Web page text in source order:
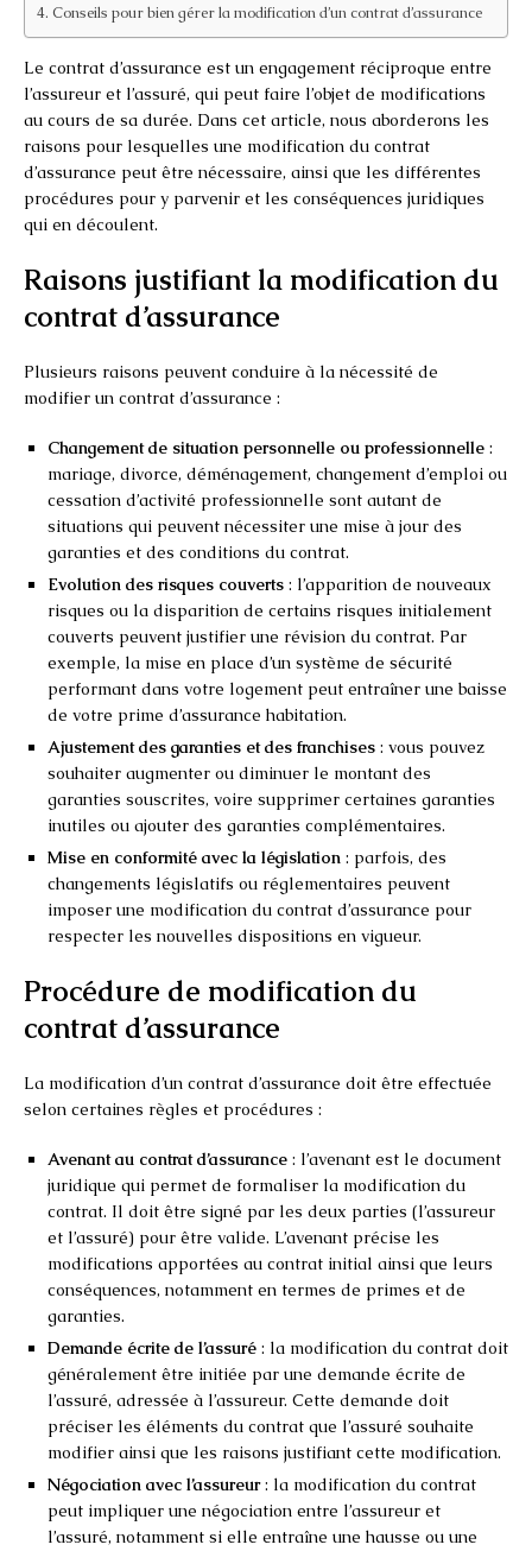
Conseils pour bien gérer la modification d’un contrat d’assurance
Le contrat d’assurance est un engagement réciproque entre
l’assureur et l’assuré, qui peut faire l’objet de modifications
au cours de sa durée. Dans cet article, nous aborderons les
raisons pour lesquelles une modification du contrat
d’assurance peut être nécessaire, ainsi que les différentes
procédures pour y parvenir et les conséquences juridiques
qui en découlent.
Raisons justifiant la modification du
contrat d’assurance
Plusieurs raisons peuvent conduire à la nécessité de
modifier un contrat d’assurance :
Changement de situation personnelle ou professionnelle :
mariage, divorce, déménagement, changement d’emploi ou
cessation d’activité professionnelle sont autant de
situations qui peuvent nécessiter une mise à jour des
garanties et des conditions du contrat.
Evolution des risques couverts : l’apparition de nouveaux
risques ou la disparition de certains risques initialement
couverts peuvent justifier une révision du contrat. Par
exemple, la mise en place d’un système de sécurité
performant dans votre logement peut entraîner une baisse
de votre prime d’assurance habitation.
Ajustement des garanties et des franchises : vous pouvez
souhaiter augmenter ou diminuer le montant des
garanties souscrites, voire supprimer certaines garanties
inutiles ou ajouter des garanties complémentaires.
Mise en conformité avec la législation : parfois, des
changements législatifs ou réglementaires peuvent
imposer une modification du contrat d’assurance pour
respecter les nouvelles dispositions en vigueur.
Procédure de modification du
contrat d’assurance
La modification d’un contrat d’assurance doit être effectuée
selon certaines règles et procédures :
Avenant au contrat d’assurance : l’avenant est le document
juridique qui permet de formaliser la modification du
contrat. Il doit être signé par les deux parties (l’assureur
et l’assuré) pour être valide. L’avenant précise les
modifications apportées au contrat initial ainsi que leurs
conséquences, notamment en termes de primes et de
garanties.
Demande écrite de l’assuré : la modification du contrat doit
généralement être initiée par une demande écrite de
l’assuré, adressée à l’assureur. Cette demande doit
préciser les éléments du contrat que l’assuré souhaite
modifier ainsi que les raisons justifiant cette modification.
Négociation avec l’assureur: la modification du contrat
peut impliquer une négociation entre l’assureur et
l’assuré, notamment si elle entraîne une hausse ou une